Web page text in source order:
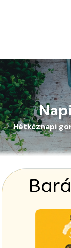
Hétköznapi